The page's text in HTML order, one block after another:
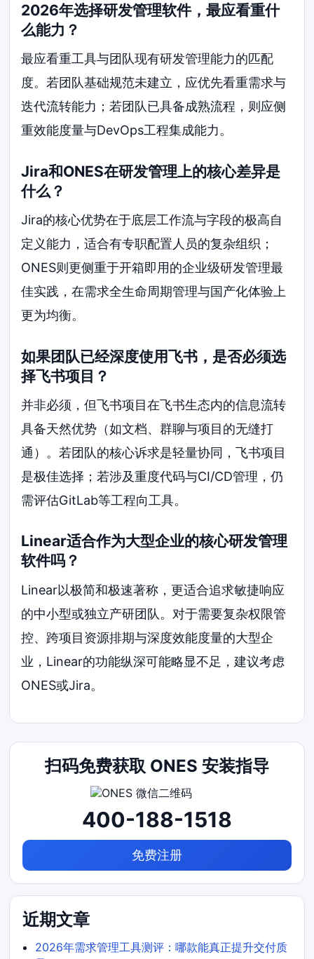
2026年选择研发管理软件，最应看重什
么能力？
最应看重工具与团队现有研发管理能力的匹配
度。若团队基础规范未建立，应优先看重需求与
迭代流转能力；若团队已具备成熟流程，则应侧
重效能度量与DevOps工程集成能力。
Jira和ONES在研发管理上的核心差异是
什么？
Jira的核心优势在于底层工作流与字段的极高自
定义能力，适合有专职配置人员的复杂组织；
ONES则更侧重于开箱即用的企业级研发管理最
佳实践，在需求全生命周期管理与国产化体验上
更为均衡。
如果团队已经深度使用飞书，是否必须选
择飞书项目？
并非必须，但飞书项目在飞书生态内的信息流转
具备天然优势（如文档、群聊与项目的无缝打
通）。若团队的核心诉求是轻量协同，飞书项目
是极佳选择；若涉及重度代码与CI/CD管理，仍
需评估GitLab等工程向工具。
Linear适合作为大型企业的核心研发管理
软件吗？
Linear以极简和极速著称，更适合追求敏捷响应
的中小型或独立产研团队。对于需要复杂权限管
控、跨项目资源排期与深度效能度量的大型企
业，Linear的功能纵深可能略显不足，建议考虑
ONES或Jira。
扫码免费获取 ONES 安装指导
400-188-1518
免费注册
近期文章
2026年需求管理工具测评：哪款能真正提升交付质